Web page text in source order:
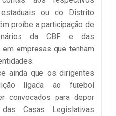
ou do Distrito
proíbe a participação de
da CBF e das
empresas que tenham
ainda que os dirigentes
ligada ao futebol
convocados para depor
Casas Legislativas